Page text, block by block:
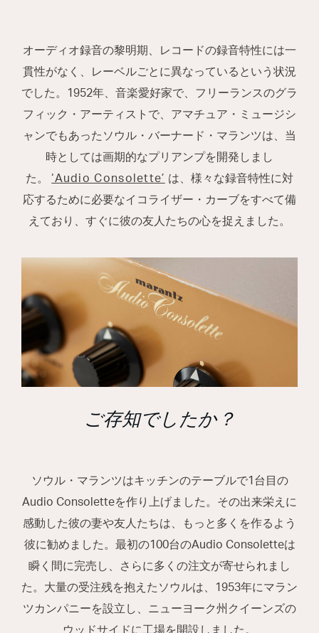
オーディオ録音の黎明期、レコードの録音特性には一
貫性がなく、レーベルごとに異なっているという状況
でした。1952年、音楽愛好家で、フリーランスのグラ
フィック・アーティストで、アマチュア・ミュージシ
ャンでもあったソウル・バーナード・マランツは、当
時としては画期的なプリアンプを開発しまし
た。 ‘Audio Consolette’ は、様々な録音特性に対
応するために必要なイコライザー・カーブをすべて備
えており、すぐに彼の友人たちの心を捉えました。
ご存知でしたか？
ソウル・マランツはキッチンのテーブルで1台目の
Audio Consoletteを作り上げました。その出来栄えに
感動した彼の妻や友人たちは、もっと多くを作るよう
彼に勧めました。最初の100台のAudio Consoletteは
瞬く間に完売し、さらに多くの注文が寄せられまし
た。大量の受注残を抱えたソウルは、1953年にマラン
ツカンパニーを設立し、ニューヨーク州クイーンズの
ウッドサイドに工場を開設しました。